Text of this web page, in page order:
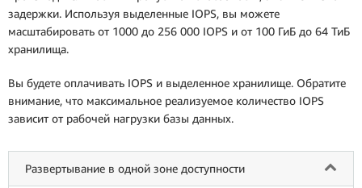
задержки. Используя выделенные IOPS, вы можете
масштабировать от 1000 до 256 000 IOPS и от 100 ГиБ до 64 ТиБ
хранилища.
Вы будете оплачивать IOPS и выделенное хранилище. Обратите
внимание, что максимальное реализуемое количество IOPS
зависит от рабочей нагрузки базы данных.
Развертывание в одной зоне доступности